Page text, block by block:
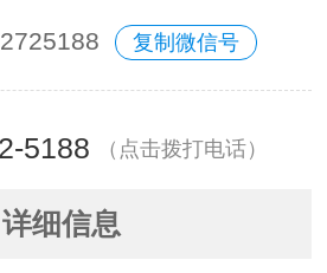
复制微信号
5188 （点击拨打电话）
详细信息